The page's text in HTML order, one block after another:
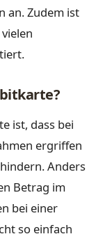
an. Zudem ist
ist, dass bei
ergriffen
Anders
Betrag im
bei einer
so einfach